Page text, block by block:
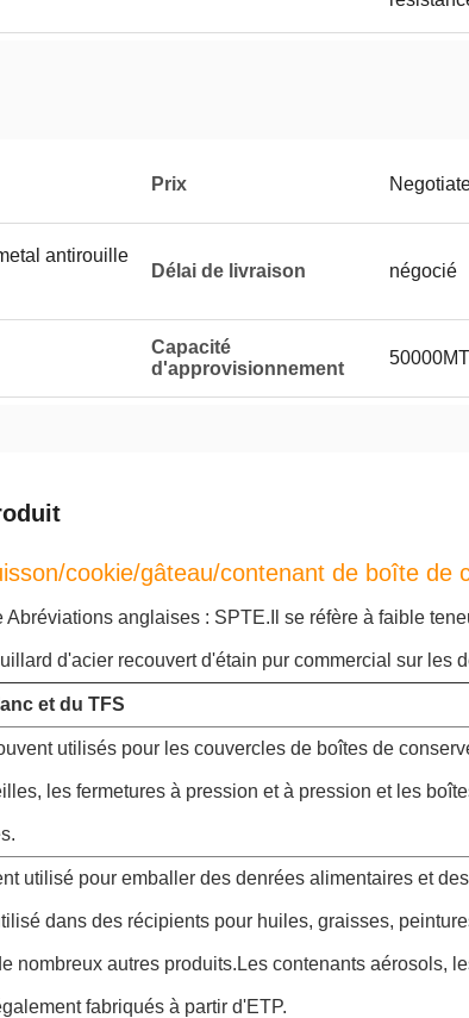
Prix
antirouille
Délai de livraison négocié
Capacité
d'approvisionnement
cookie/gâteau/contenant de boîte de
Abréviations anglaises : SPTE.Il se réfère à faible
d'acier recouvert d'étain pur commercial sur les
et du TFS
utilisés pour les couvercles de boîtes de
les fermetures à pression et à pression et les
utilisé pour emballer des denrées alimentaires et
dans des récipients pour huiles, graisses,
nombreux autres produits.Les contenants aérosols,
fabriqués à partir d'ETP.